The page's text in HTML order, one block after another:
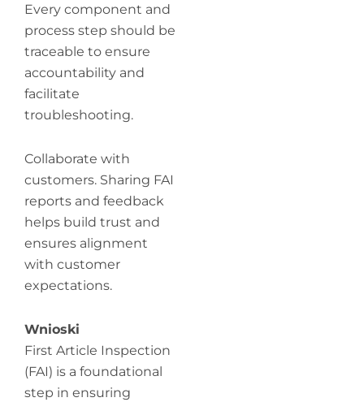
Every component and
process step should be
traceable to ensure
accountability and
facilitate
troubleshooting.
Collaborate with
customers. Sharing FAI
reports and feedback
helps build trust and
ensures alignment
with customer
expectations.
Wnioski
First Article Inspection
(FAI) is a foundational
step in ensuring